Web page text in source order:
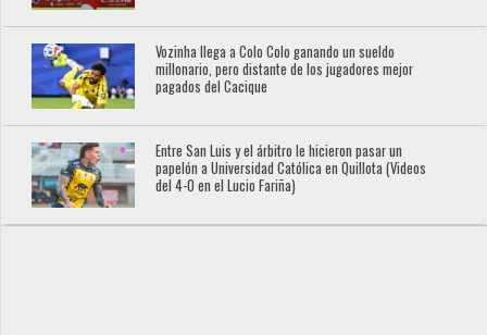
Vozinha llega a Colo Colo ganando un sueldo
millonario, pero distante de los jugadores mejor
pagados del Cacique
Entre San Luis y el árbitro le hicieron pasar un
papelón a Universidad Católica en Quillota (Videos
del 4-0 en el Lucio Fariña)